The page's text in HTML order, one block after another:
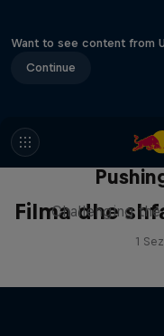
Want to see content from
Continue
Filma dhe
Challenging
1